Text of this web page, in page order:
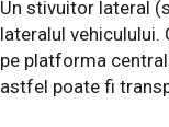
Un stivuitor lateral
lateralul
pe platforma
astfel poate fi